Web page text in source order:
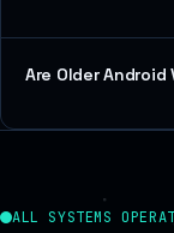
Are Older
ALL SYSTEMS